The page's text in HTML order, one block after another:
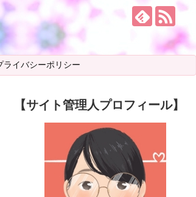
ライバシーポリシー
【サイト管理人プロフィール】